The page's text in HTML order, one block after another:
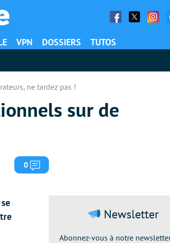
Facebook
Twitter
VPN DOSSIERS TUTOS
ne tardez pas !
sur de
0 Commentaires
Newsletter
Abonnez-vous à notre